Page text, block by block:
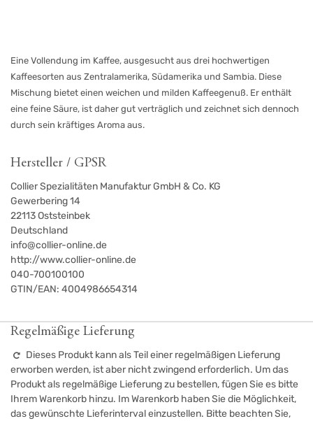
Eine Vollendung im Kaffee, ausgesucht aus drei hochwertigen
Kaffeesorten aus Zentralamerika, Südamerika und Sambia. Diese
Mischung bietet einen weichen und milden Kaffeegenuß. Er enthält
eine feine Säure, ist daher gut verträglich und zeichnet sich dennoch
durch sein kräftiges Aroma aus.
Hersteller / GPSR
Collier Spezialitäten Manufaktur GmbH & Co. KG
Gewerbering 14
22113Oststeinbek
Deutschland
info@collier-online.de
http://www.collier-online.de
040-700100100
GTIN/EAN: 4004986654314
Regelmäßige Lieferung
Dieses Produkt kann als Teil einer regelmäßigen Lieferung
erworben werden, ist aber nicht zwingend erforderlich. Um das
Produkt als regelmäßige Lieferung zu bestellen, fügen Sie es bitte
Ihrem Warenkorb hinzu. Im Warenkorb haben Sie die Möglichkeit,
das gewünschte Lieferinterval einzustellen. Bitte beachten Sie,